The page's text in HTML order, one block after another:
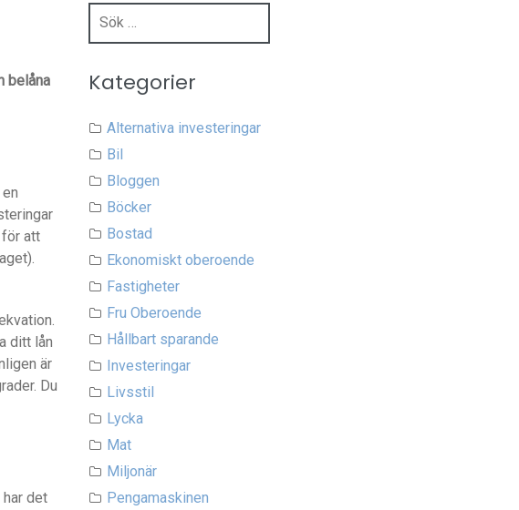
belåna
för att
ditt lån
är
Du
det
Sök
Kategorier
Alternativa investeringar
Bil
Bloggen
Böcker
Bostad
Ekonomiskt oberoende
Fastigheter
Fru Oberoende
Hållbart sparande
Investeringar
Livsstil
Lycka
Mat
Miljonär
Pengamaskinen